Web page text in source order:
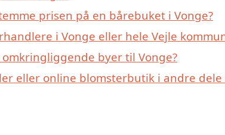
prisen på en bårebuket i Vonge?
i Vonge eller hele Vejle
byer til Vonge?
eller online blomsterbutik i andre dele